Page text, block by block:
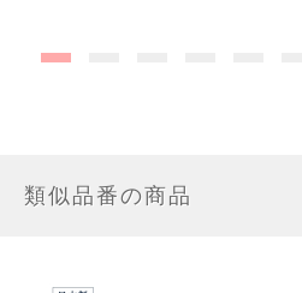
類似品番の商品